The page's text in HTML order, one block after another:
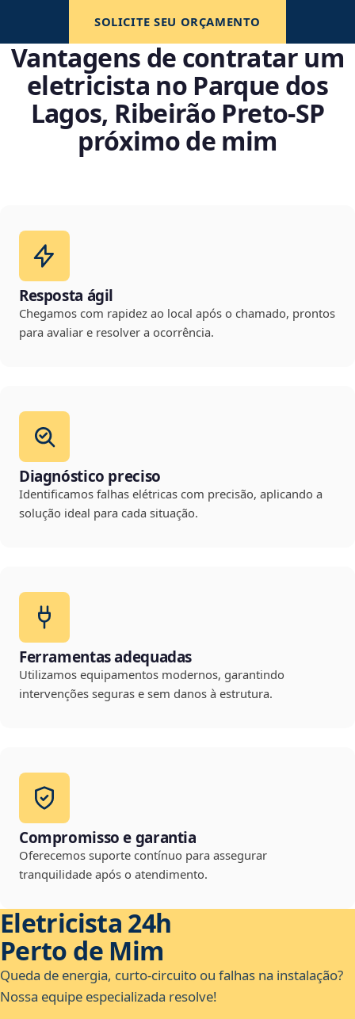
SOLICITE SEU ORÇAMENTO
Vantagens de contratar um
eletricista no Parque dos
Lagos, Ribeirão Preto‑SP
próximo de mim
Resposta ágil
Chegamos com rapidez ao local após o chamado, prontos
para avaliar e resolver a ocorrência.
Diagnóstico preciso
Identificamos falhas elétricas com precisão, aplicando a
solução ideal para cada situação.
Ferramentas adequadas
Utilizamos equipamentos modernos, garantindo
intervenções seguras e sem danos à estrutura.
Compromisso e garantia
Oferecemos suporte contínuo para assegurar
tranquilidade após o atendimento.
Eletricista 24h
Perto de Mim
Queda de energia, curto-circuito ou falhas na instalação?
Nossa equipe especializada resolve!